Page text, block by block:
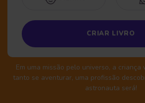
CRIAR LIVRO
Em uma missão pelo universo, a criança
tanto se aventurar, uma profissão
astronauta será!